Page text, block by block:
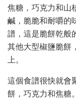
焦糖，巧克力和山
鹹，脆脆和耐嚼的
譜，這是脆餅乾般
其他大型椒鹽脆餅
上。
這個食譜很快就會
餅，巧克力和焦糖